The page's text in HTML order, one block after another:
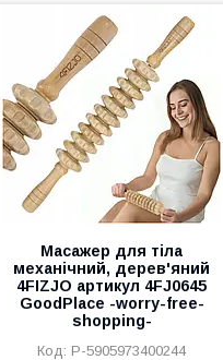
Масажер для тіла
механічний, дерев'яний
4FIZJO артикул 4FJ0645
GoodPlace -worry-free-
shopping-
P-5905973400244